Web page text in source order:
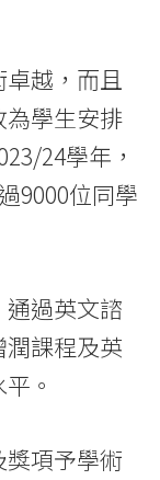
越，而且
學生安排
24學年，
9000位同學
過英文諮
課程及英
。
項予學術